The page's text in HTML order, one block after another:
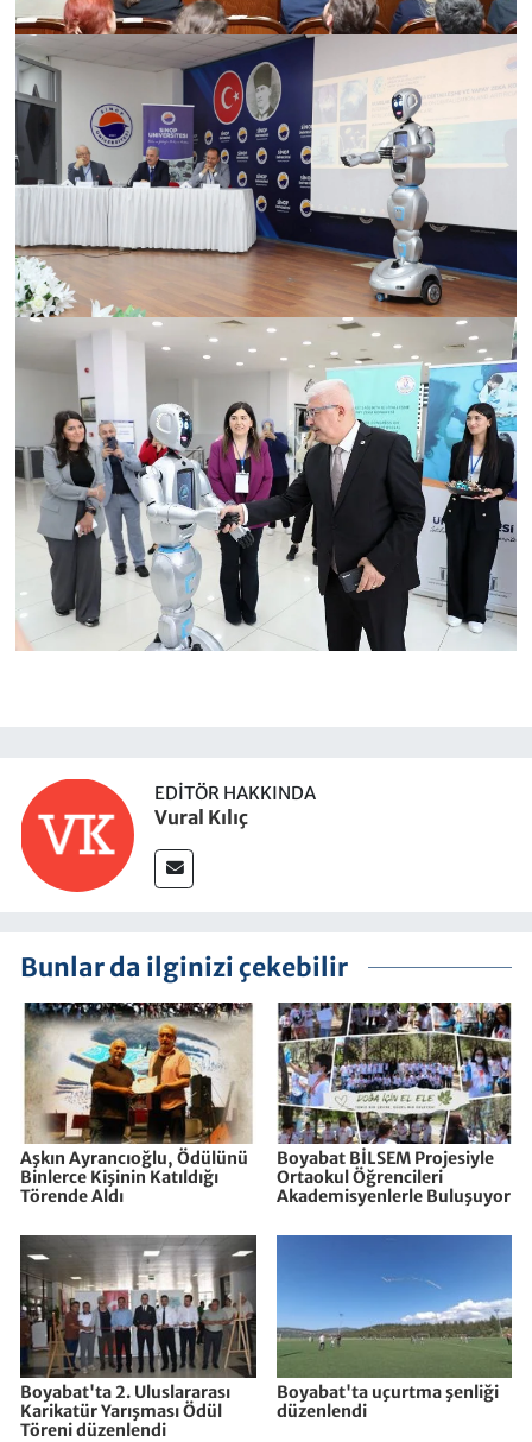
EDITÖR HAKKINDA
Vural Kılıç
Bunlar da ilginizi çekebilir
Aşkın Ayrancıoğlu, Ödülünü
Binlerce Kişinin Katıldığı
Törende Aldı
Boyabat BİLSEM Projesiyle
Ortaokul Öğrencileri
Akademisyenlerle Buluşuyor
Boyabat'ta 2. Uluslararası
Karikatür Yarışması Ödül
Töreni düzenlendi
Boyabat'ta uçurtma şenliği
düzenlendi